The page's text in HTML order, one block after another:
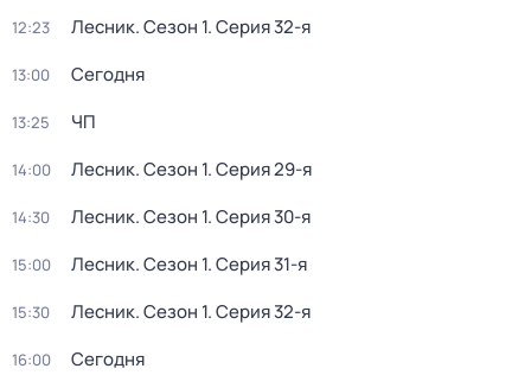
12:23 Лесник. Сезон 1. Серия 32-я
13:00 Сегодня
13:25 ЧП
14:00 Лесник. Сезон 1. Серия 29-я
14:30 Лесник. Сезон 1. Серия 30-я
15:00 Лесник. Сезон 1. Серия 31-я
15:30 Лесник. Сезон 1. Серия 32-я
16:00 Сегодня